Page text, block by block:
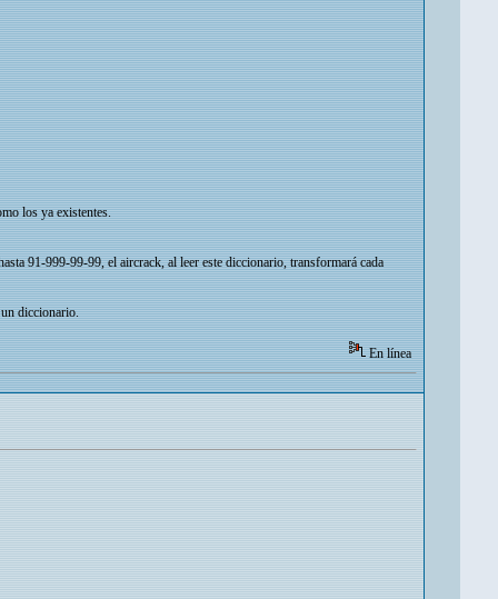
los ya existentes.
91-999-99-99, el aircrack, al leer este diccionario, transformará cada
diccionario.
En línea